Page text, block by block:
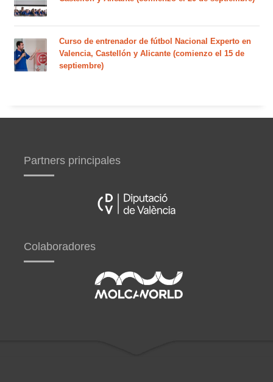
Curso de entrenador de fútbol Nacional Experto en
Valencia, Castellón y Alicante (comienzo el 15 de
septiembre)
Partners principales
Colaboradores